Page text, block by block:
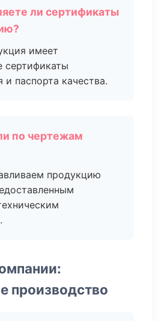
ли сертификаты
имеет
сертификаты
и паспорта качества.
по чертежам
продукцию
производство